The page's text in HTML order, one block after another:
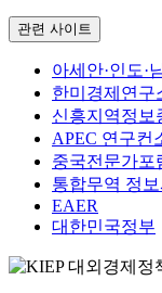
관련 사이트
아세안·인도·
한미경제연구
신흥지역정보
APEC 연구컨
중국전문가포
통합무역 정
EAER
대한민국정부